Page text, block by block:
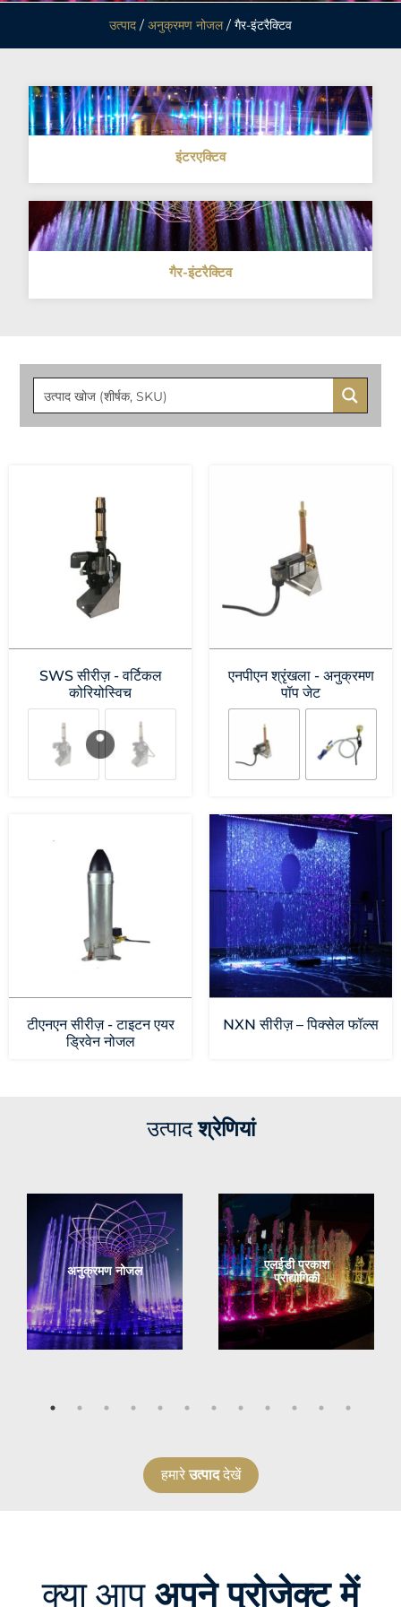
उत्पाद / अनुक्रमण नोजल/ गैर-इंटरैक्टिव
इंटरएक्टिव
गैर-इंटरैक्टिव
SWS सीरीज़ - वर्टिकल
कोरियोस्विच
एनपीएन श्रृंखला - अनुक्रमण
पॉप जेट
टीएनएन सीरीज़ - टाइटन एयर
ड्रिवेन नोजल
NXN सीरीज़ – पिक्सेल फॉल्स
उत्पादश्रेणियां
अनुक्रमण नोजल
एलईडी प्रकाश
प्रौद्योगिकी
हमारेउत्पाददेखें
क्या आप अपने प्रोजेक्ट में